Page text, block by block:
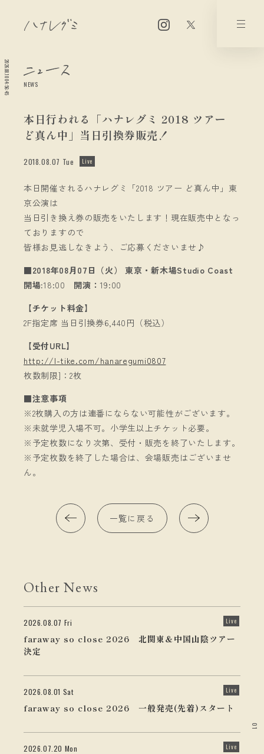
2026.08.10 04:56:45
01
NEWS
本日行われる「ハナレグミ 2018 ツアー
ど真ん中」当日引換券販売！
2018.08.07 Tue Live
本日開催されるハナレグミ「2018 ツアー ど真ん中」東
京公演は
当日引き換え券の販売をいたします！現在販売中となっ
ておりますので
皆様お見逃しなきよう、ご応募くださいませ♪
■2018年08月07日（火） 東京・新木場Studio Coast
開場:18:00 開演： 19:00
【チケット料金】
2F指定席 当日引換券6,440円（税込）
【受付URL】
http://l-tike.com/hanaregumi0807
枚数制限]：2枚
■注意事項
※2枚購入の方は連番にならない可能性がございます。
※未就学児入場不可。小学生以上チケット必要。
※予定枚数になり次第、受付・販売を終了いたします。
※予定枚数を終了した場合は、会場販売はございませ
ん。
一覧に戻る
Other News
2026.08.07 Fri Live
faraway so close 2026 北関東＆中国山陰ツアー
決定
2026.08.01 Sat Live
faraway so close 2026 一般発売(先着)スタート
2026.07.20 Mon Live